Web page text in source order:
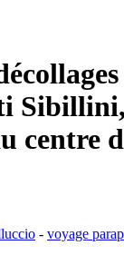
centre
- voyage